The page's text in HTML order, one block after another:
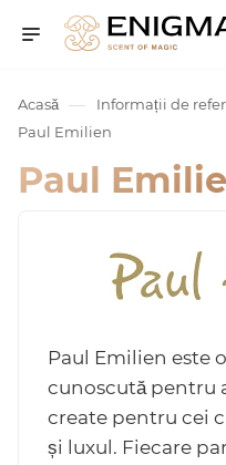
Acasă — Informații de
Paul Emilien
Paul
Paul Emilien este
cunoscută pentru
create pentru cei
și luxul. Fiecare